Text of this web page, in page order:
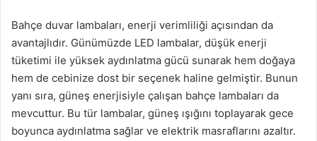
Bahçe duvar lambaları, enerji verimliliği açısından da
avantajlıdır. Günümüzde LED lambalar, düşük enerji
tüketimi ile yüksek aydınlatma gücü sunarak hem doğaya
hem de cebinize dost bir seçenek haline gelmiştir. Bunun
yanı sıra, güneş enerjisiyle çalışan bahçe lambaları da
mevcuttur. Bu tür lambalar, güneş ışığını toplayarak gece
boyunca aydınlatma sağlar ve elektrik masraflarını azaltır.